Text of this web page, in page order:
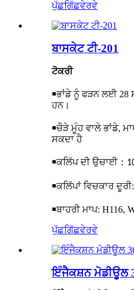
ਪੁੱਛਗਿੱਛਵੇਰਵੇ
ਬਾਸਕੇਟ ਟੀ-201
ਟੋਕਰੀ
￭ਭਾਂਡੇ ਨੂੰ ਫੜਨ ਲਈ 28
ਹਨ।
￭ਚੌੜੇ ਮੂੰਹ ਵਾਲੇ ਭਾਂਡੇ,
ਸਕਦਾ ਹੈ
￭ਕਲਿੱਪ ਦੀ ਉਚਾਈ：
￭ਕਲਿੱਪਾਂ ਵਿਚਕਾਰ
￭ਬਾਹਰੀ ਮਾਪ: H116,
ਪੁੱਛਗਿੱਛਵੇਰਵੇ
ਇੰਜੈਕਸ਼ਨ ਮੋਡੀਊਲ